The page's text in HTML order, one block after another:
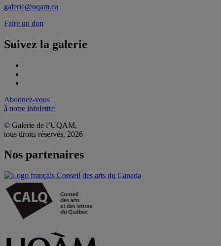
galerie@uqam.ca
Faire un don
Suivez la galerie
Abonnez-vous
à notre infolettre
© Galerie de l’UQAM,
tous droits réservés, 2026
Nos partenaires